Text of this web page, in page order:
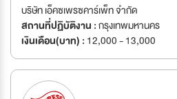
บริษัท เอ็คซเพรซคาร์เพ็ท จำกัด
สถานที่ปฏิบัติงาน :กรุงเทพมหานคร
เงินเดือน(บาท) : 12,000 - 13,000